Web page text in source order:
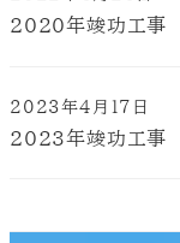
2020年竣功工事
2023年竣功工事
2023年4月17日